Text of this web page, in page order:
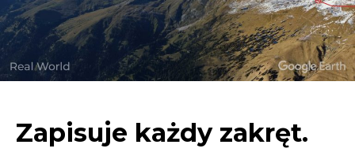
Zapisuje każdy zakręt.